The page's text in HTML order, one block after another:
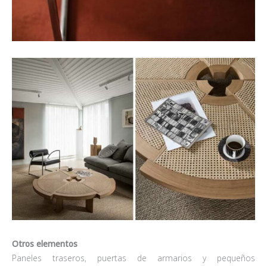
Otros elementos
Paneles traseros, puertas de armarios y pequeños